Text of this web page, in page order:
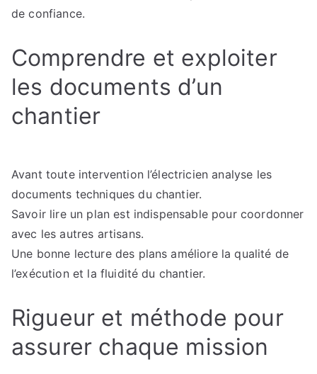
de confiance.
Comprendre et exploiter
les documents d’un
chantier
Avant toute intervention l’électricien analyse les
documents techniques du chantier.
Savoir lire un plan est indispensable pour coordonner
avec les autres artisans.
Une bonne lecture des plans améliore la qualité de
l’exécution et la fluidité du chantier.
Rigueur et méthode pour
assurer chaque mission